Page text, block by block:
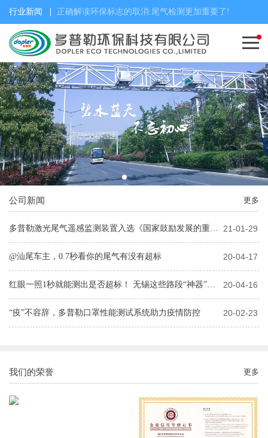
行业新闻 正确解读环保标志的取消:尾气检测更加重要了!
公司新闻 更多
多普勒激光尾气遥感监测装置入选《国家鼓励发展的重大环保技术装备目录(2020 年版)》 21-01-29
@汕尾车主，0.7秒看你的尾气有没有超标 20-04-17
红眼一照1秒就能测出是否超标！ 无锡这些路段“神器”上岗！ 20-04-16
“疫”不容辞，多普勒口罩性能测试系统助力疫情防控 20-02-23
我们的荣誉 更多